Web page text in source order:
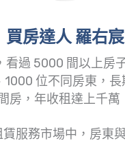
買房達人 羅右宸
看過 5000 間以上房
1000 位不同房東，
間房，年收租達上千萬
服務市場中，房東